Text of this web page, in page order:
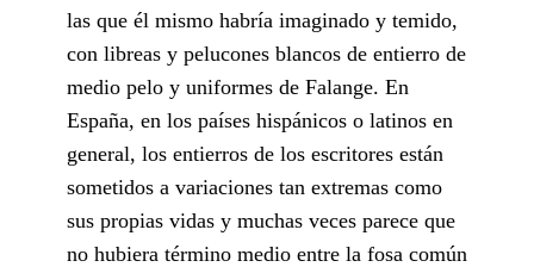
las que él mismo habría imaginado y temido,
con libreas y pelucones blancos de entierro de
medio pelo y uniformes de Falange. En
España, en los países hispánicos o latinos en
general, los entierros de los escritores están
sometidos a variaciones tan extremas como
sus propias vidas y muchas veces parece que
no hubiera término medio entre la fosa común